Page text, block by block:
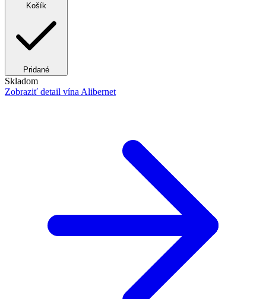
Košík
Pridané
Skladom
Zobraziť detail vína Alibernet